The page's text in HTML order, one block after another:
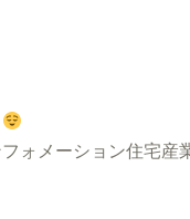
ォメーション住宅産